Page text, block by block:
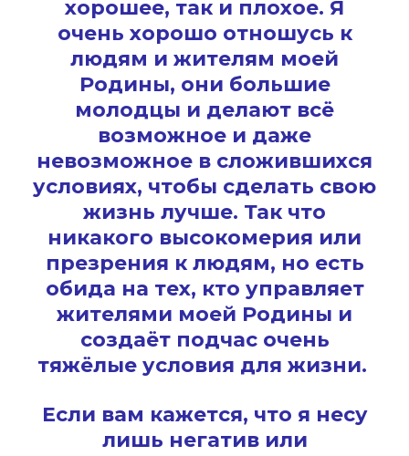
хорошее, так и плохое. Я
очень хорошо отношусь к
людям и жителям моей
Родины, они большие
молодцы и делают всё
возможное и даже
невозможное в сложившихся
условиях, чтобы сделать свою
жизнь лучше. Так что
никакого высокомерия или
презрения к людям, но есть
обида на тех, кто управляет
жителями моей Родины и
создаёт подчас очень
тяжёлые условия для жизни.
Если вам кажется, что я несу
лишь негатив или